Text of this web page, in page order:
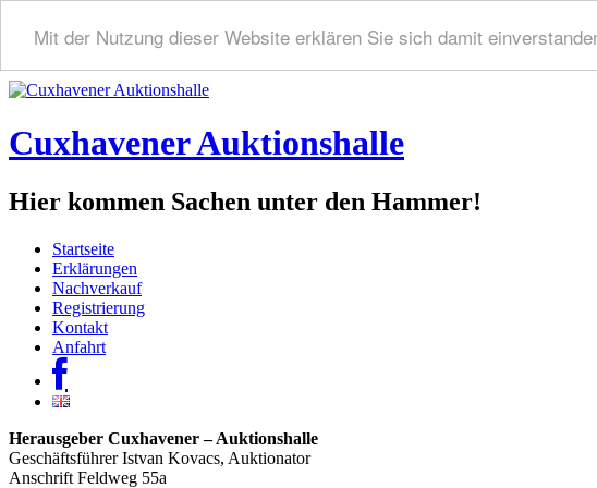
Mit der Nutzung dieser Website erklären Sie sich damit
Cuxhavener Auktionshalle
Hier kommen Sachen unter den Hammer!
Startseite
Erklärungen
Nachverkauf
Registrierung
Kontakt
Anfahrt
Herausgeber Cuxhavener – Auktionshalle
Geschäftsführer Istvan Kovacs, Auktionator
Anschrift Feldweg 55a